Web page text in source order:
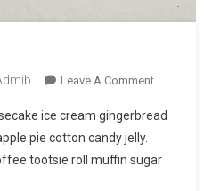
Leave A CommentOn
Do
ice cream gingerbread
pie cotton candy jelly.
tootsie roll muffin sugar